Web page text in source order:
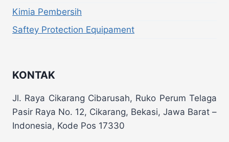
Kimia Pembersih
Saftey Protection Equipament
KONTAK
Jl. Raya Cikarang Cibarusah, Ruko Perum Telaga
Pasir Raya No. 12, Cikarang, Bekasi, Jawa Barat –
Indonesia, Kode Pos 17330